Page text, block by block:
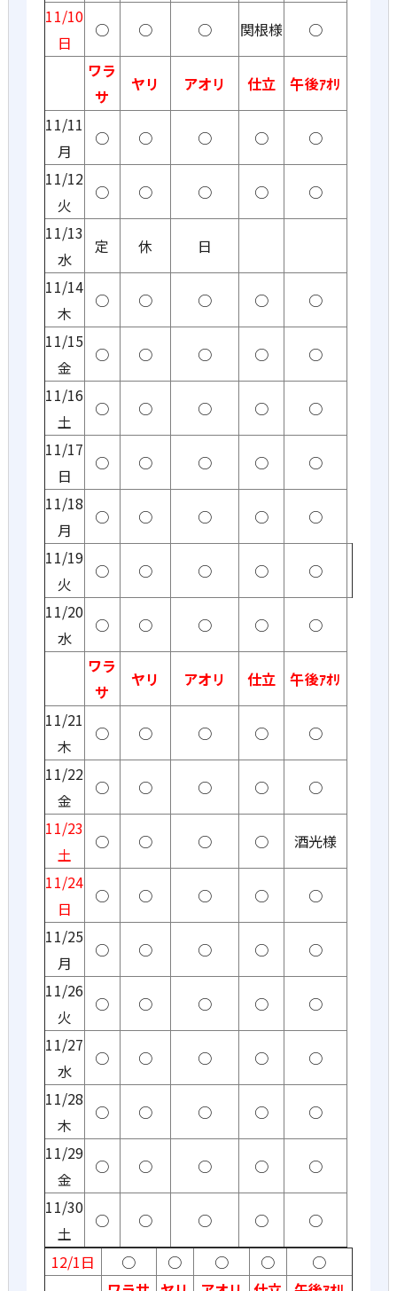
11/10
日
○ ○ ○ 関根様
○
ワラ
サ
ヤリ アオリ 仕立
午後ｱｵﾘ
11/11
月
○ ○ ○ ○
○
11/12
火
○ ○ ○ ○
○
11/13
水
定 休
日
11/14
木
○ ○ ○ ○
○
11/15
金
○ ○ ○ ○
○
11/16
土
○ ○ ○ ○
○
11/17
日
○ ○ ○ ○
○
11/18
月
○ ○ ○ ○
○
11/19
火
○ ○ ○ ○
○
11/20
水
○ ○ ○ ○
○
ワラ
サ
ヤリ アオリ 仕立
午後ｱｵﾘ
11/21
木
○ ○ ○ ○
○
11/22
金
○ ○ ○ ○
○
11/23
土
○ ○ ○ ○
酒光様
11/24
日
○ ○ ○ ○
○
11/25
月
○ ○ ○ ○
○
11/26
火
○ ○ ○ ○
○
11/27
水
○ ○ ○ ○
○
11/28
木
○ ○ ○ ○
○
11/29
金
○ ○ ○ ○
○
11/30
土
○ ○ ○ ○
○
12/1日
○ ○ ○ ○
○